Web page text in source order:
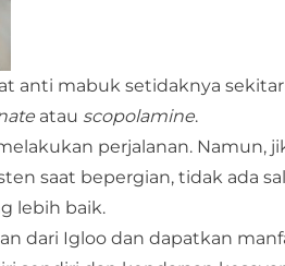
anti mabuk setidaknya
atau scopolamine.
perjalanan. Namun,
saat bepergian, tidak ada
lebih baik.
dari Igloo dan dapatkan